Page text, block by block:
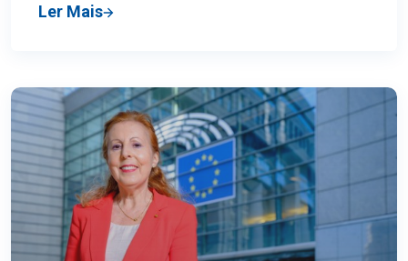
Ler Mais